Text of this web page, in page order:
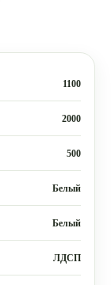
1100
2000
500
Белый
Белый
ЛДСП